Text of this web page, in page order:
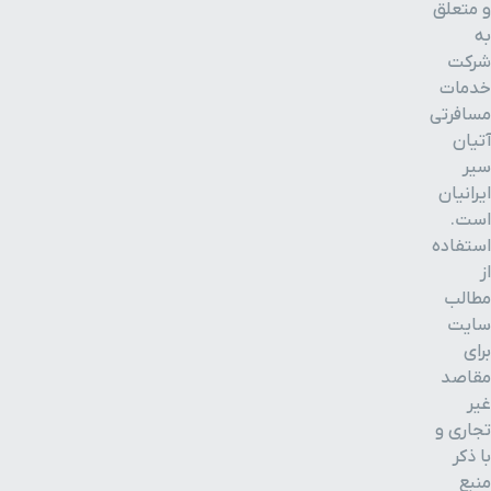
رودخانه قره آغاج
تخت جمشید
نقش رجب
نقش رستم
نقش پیروزی
آرامگاه داریوش
دریاچه دشت ارژن
دریاچه مهارلو
و متعلق
به
شرکت
خدمات
مسافرتی
آتیان
سیر
ایرانیان
است.
استفاده
از
مطالب
سایت
برای
مقاصد
غیر
تجاری و
با ذکر
منبع